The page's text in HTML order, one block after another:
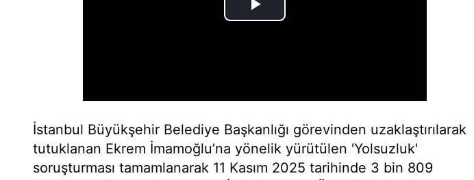
İstanbul Büyükşehir Belediye Başkanlığı görevinden uzaklaştırılarak
tutuklanan Ekrem İmamoğlu’na yönelik yürütülen 'Yolsuzluk'
soruşturması tamamlanarak 11 Kasım 2025 tarihinde 3 bin 809